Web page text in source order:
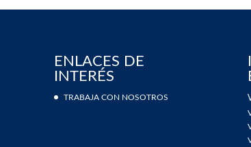
ENLACES DE
INTERÉS
TRABAJA CON NOSOTROS